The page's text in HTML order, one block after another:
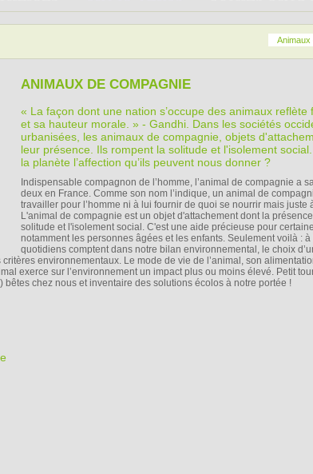
Animaux
ANIMAUX DE COMPAGNIE
« La façon dont une nation s’occupe des animaux
et sa hauteur morale. » - Gandhi. Dans les sociétés
urbanisées, les animaux de compagnie, objets
leur présence. Ils rompent la solitude et l'isolement
la planète l’affection qu’ils peuvent nous donner ?
Indispensable compagnon de l’homme, l’animal de compagnie a
deux en France. Comme son nom l’indique, un animal de
travailler pour l’homme ni à lui fournir de quoi se nourrir mais juste
L'animal de compagnie est un objet d'attachement dont la
solitude et l'isolement social. C'est une aide précieuse pour
notamment les personnes âgées et les enfants. Seulement voilà : à
quotidiens comptent dans notre bilan environnemental, le choix
environnementaux. Le mode de vie de l’animal, son
exerce sur l’environnement un impact plus ou moins élevé. Petit
chez nous et inventaire des solutions écolos à notre portée !